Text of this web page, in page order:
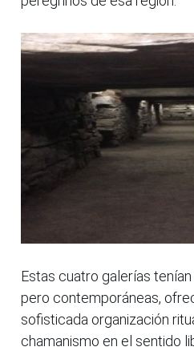
Estas cuatro galerías
pero contemporáneas,
sofisticada organización
chamanismo en el sentido